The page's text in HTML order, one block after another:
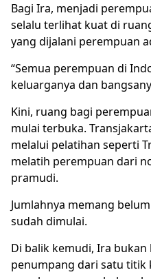
Bagi Ira, menjadi
selalu terlihat kuat di
yang dijalani perempuan
“Semua perempuan di
keluarganya dan
Kini, ruang bagi
mulai terbuka.
melalui pelatihan seperti
melatih perempuan dari
pramudi.
Jumlahnya memang
sudah dimulai.
Di balik kemudi, Ira
penumpang dari satu titik